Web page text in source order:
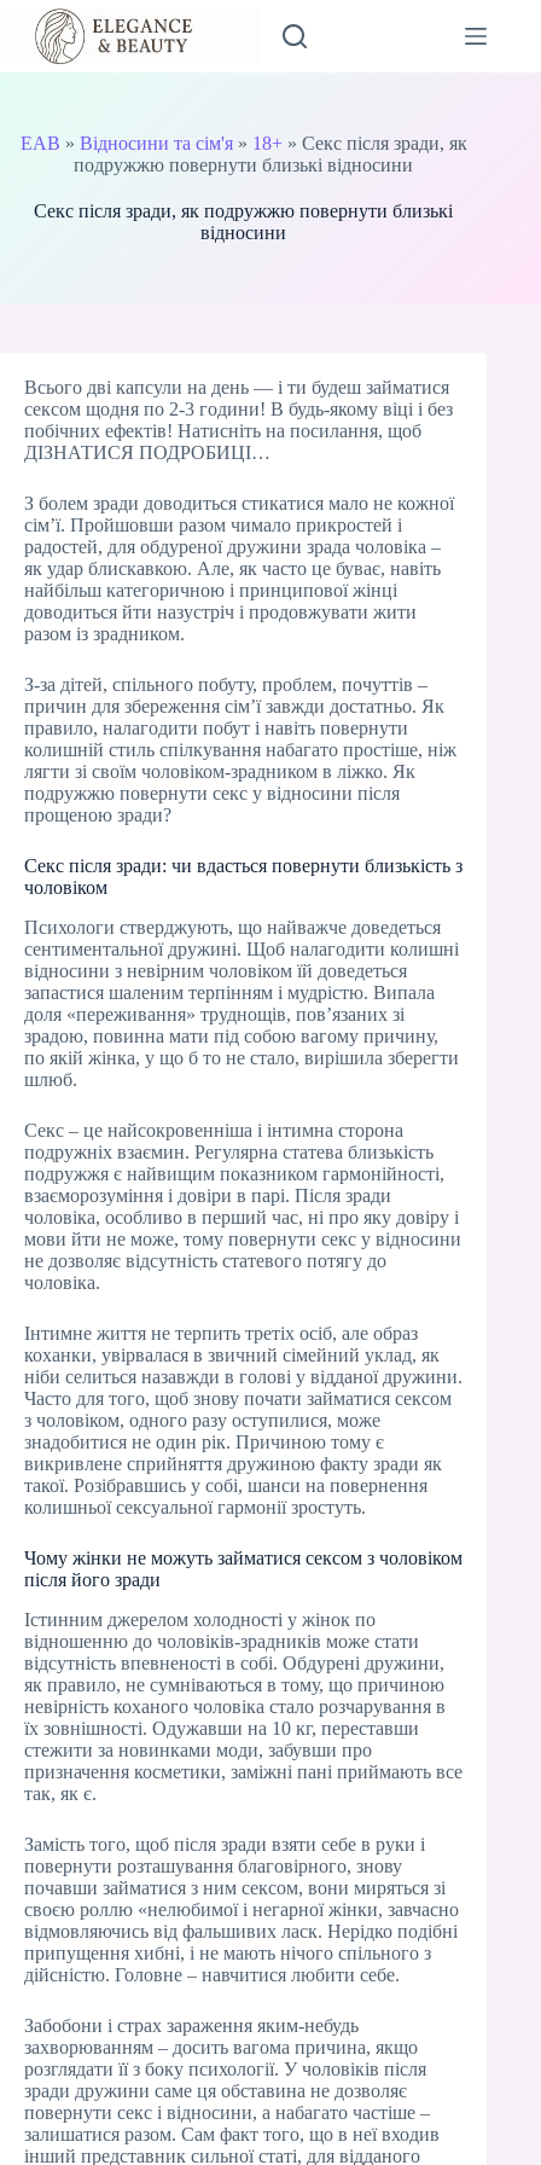
Перейти
вмісту
EAB » Відносини та сім'я» 18+» Секс після зради, як
подружжю повернути близькі відносини
Секс після зради, як подружжю повернути близькі
відносини
Всього дві капсули на день — і ти будеш займатися
сексом щодня по 2-3 години! В будь-якому віці і без
побічних ефектів! Натисніть на посилання, щоб
ДІЗНАТИСЯ ПОДРОБИЦІ…
З болем зради доводиться стикатися мало не кожної
сім’ї. Пройшовши разом чимало прикростей і
радостей, для обдуреної дружини зрада чоловіка –
як удар блискавкою. Але, як часто це буває, навіть
найбільш категоричною і принципової жінці
доводиться йти назустріч і продовжувати жити
разом із зрадником.
З-за дітей, спільного побуту, проблем, почуттів –
причин для збереження сім’ї завжди достатньо. Як
правило, налагодити побут і навіть повернути
колишній стиль спілкування набагато простіше, ніж
лягти зі своїм чоловіком-зрадником в ліжко. Як
подружжю повернути секс у відносини після
прощеною зради?
Секс після зради: чи вдасться повернути близькість з
чоловіком
Психологи стверджують, що найважче доведеться
сентиментальної дружині. Щоб налагодити колишні
відносини з невірним чоловіком їй доведеться
запастися шаленим терпінням і мудрістю. Випала
доля «переживання» труднощів, пов’язаних зі
зрадою, повинна мати під собою вагому причину,
по якій жінка, у що б то не стало, вирішила зберегти
шлюб.
Секс – це найсокровенніша і інтимна сторона
подружніх взаємин. Регулярна статева близькість
подружжя є найвищим показником гармонійності,
взаєморозуміння і довіри в парі. Після зради
чоловіка, особливо в перший час, ні про яку довіру і
мови йти не може, тому повернути секс у відносини
не дозволяє відсутність статевого потягу до
чоловіка.
Інтимне життя не терпить третіх осіб, але образ
коханки, увірвалася в звичний сімейний уклад, як
ніби селиться назавжди в голові у відданої дружини.
Часто для того, щоб знову почати займатися сексом
з чоловіком, одного разу оступилися, може
знадобитися не один рік. Причиною тому є
викривлене сприйняття дружиною факту зради як
такої. Розібравшись у собі, шанси на повернення
колишньої сексуальної гармонії зростуть.
Чому жінки не можуть займатися сексом з чоловіком
після його зради
Істинним джерелом холодності у жінок по
відношенню до чоловіків-зрадників може стати
відсутність впевненості в собі. Обдурені дружини,
як правило, не сумніваються в тому, що причиною
невірність коханого чоловіка стало розчарування в
їх зовнішності. Одужавши на 10 кг, переставши
стежити за новинками моди, забувши про
призначення косметики, заміжні пані приймають все
так, як є.
Замість того, щоб після зради взяти себе в руки і
повернути розташування благовірного, знову
почавши займатися з ним сексом, вони миряться зі
своєю роллю «нелюбимої і негарної жінки, завчасно
відмовляючись від фальшивих ласк. Нерідко подібні
припущення хибні, і не мають нічого спільного з
дійсністю. Головне – навчитися любити себе.
Забобони і страх зараження яким-небудь
захворюванням – досить вагома причина, якщо
розглядати її з боку психології. У чоловіків після
зради дружини саме ця обставина не дозволяє
повернути секс і відносини, а набагато частіше –
залишатися разом. Сам факт того, що в неї входив
інший представник сильної статі, для відданого